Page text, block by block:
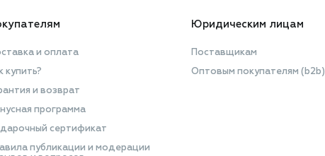
и оплата
купить?
и возврат
программа
сертификат
публикации и модерации
Юридическим лицам
Поставщикам
Оптовым покупателям (b2b)